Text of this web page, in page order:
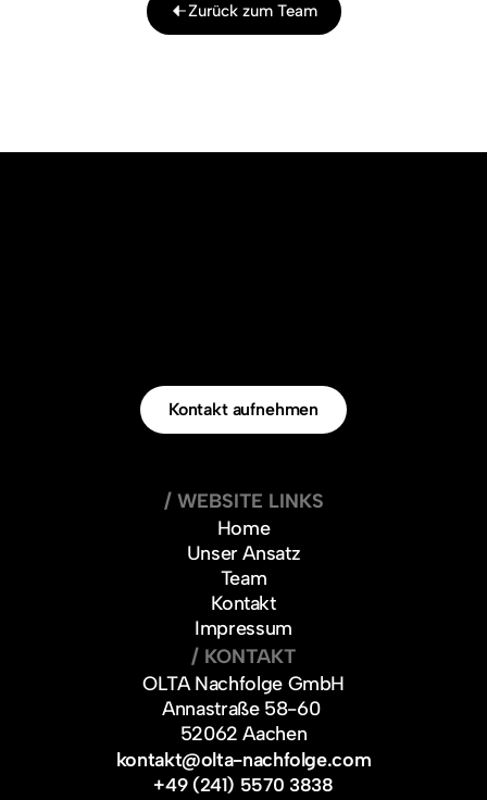
Zurück zum Team
en Sie gerne mit
in Kontakt!
Kontakt aufnehmen
/ WEBSITE LINKS
Home
Unser Ansatz
Team
Kontakt
Impressum
/ KONTAKT
OLTA Nachfolge GmbH
Annastraße 58-60
52062 Aachen
kontakt@olta-nachfolge.com
+49 (241) 5570 3838